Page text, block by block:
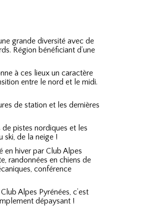
grande diversité avec de
Région bénéficiant d’une
à ces lieux un caractère
entre le nord et le midi.
de station et les dernières
de pistes nordiques et les
ski, de la neige !
en hiver par Club Alpes
randonnées en chiens de
conférence
Alpes Pyrénées, c’est
dépaysant !